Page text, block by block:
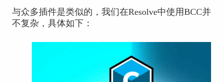
与众多插件是类似的，我们在Resolve中使用BCC并
不复杂，具体如下：